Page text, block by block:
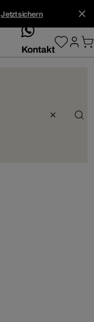
Jetzt sichern
whatsApp
Kontakt